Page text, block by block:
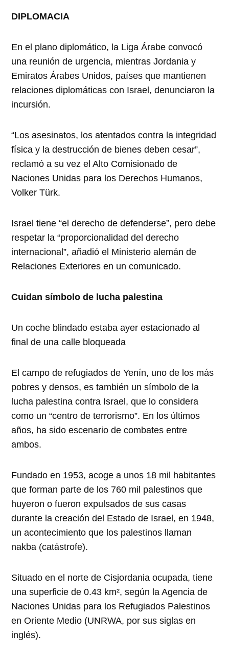
DIPLOMACIA
En el plano diplomático, la Liga Árabe convocó
una reunión de urgencia, mientras Jordania y
Emiratos Árabes Unidos, países que mantienen
relaciones diplomáticas con Israel, denunciaron la
incursión.
“Los asesinatos, los atentados contra la integridad
física y la destrucción de bienes deben cesar”,
reclamó a su vez el Alto Comisionado de
Naciones Unidas para los Derechos Humanos,
Volker Türk.
Israel tiene “el derecho de defenderse”, pero debe
respetar la “proporcionalidad del derecho
internacional”, añadió el Ministerio alemán de
Relaciones Exteriores en un comunicado.
Cuidan símbolo de lucha palestina
Un coche blindado estaba ayer estacionado al
final de una calle bloqueada
El campo de refugiados de Yenín, uno de los más
pobres y densos, es también un símbolo de la
lucha palestina contra Israel, que lo considera
como un “centro de terrorismo”. En los últimos
años, ha sido escenario de combates entre
ambos.
Fundado en 1953, acoge a unos 18 mil habitantes
que forman parte de los 760 mil palestinos que
huyeron o fueron expulsados de sus casas
durante la creación del Estado de Israel, en 1948,
un acontecimiento que los palestinos llaman
nakba (catástrofe).
Situado en el norte de Cisjordania ocupada, tiene
una superficie de 0.43 km², según la Agencia de
Naciones Unidas para los Refugiados Palestinos
en Oriente Medio (UNRWA, por sus siglas en
inglés).